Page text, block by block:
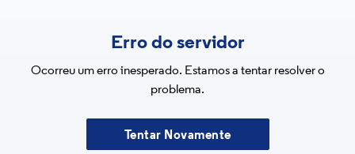
Erro do servidor
Ocorreu um erro inesperado. Estamos a tentar resolver o
problema.
Tentar Novamente